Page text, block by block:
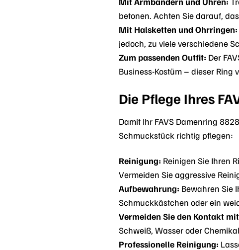
betonen. Achten Sie darauf,
Mit Halsketten und Ohrringen:
jedoch, zu viele verschiedene
Zum passenden Outfit: Der
Business-Kostüm – dieser Ring
Die Pflege Ihres
Damit Ihr FAVS Damenring
Schmuckstück richtig pflegen:
Reinigung: Reinigen Sie Ihren
Vermeiden Sie aggressive
Aufbewahrung: Bewahren Sie
Schmuckkästchen oder ein
Vermeiden Sie den Kontakt
Schweiß, Wasser oder
Professionelle Reinigung: